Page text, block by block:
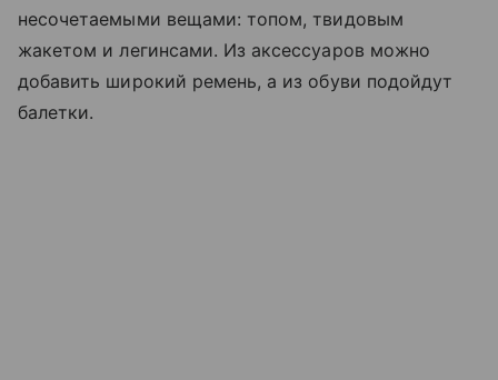
несочетаемыми вещами: топом, твидовым
жакетом и легинсами. Из аксессуаров можно
добавить широкий ремень, а из обуви подойдут
балетки.